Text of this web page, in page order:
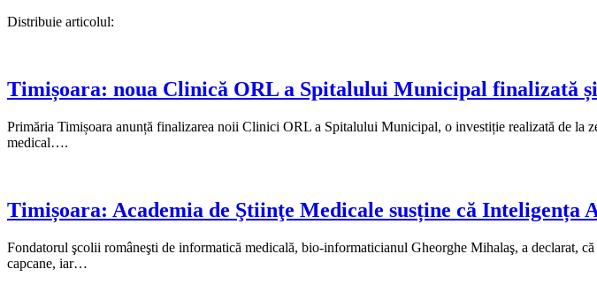
Distribuie articolul:
Timișoara: noua Clinică ORL a Spitalului Municipal finalizată
Primăria Timișoara anunță finalizarea noii Clinici ORL a Spitalului Municipal, o investiție realizată de la
medical….
Timișoara: Academia de Ştiinţe Medicale susține că
Fondatorul şcolii româneşti de informatică medicală, bio-informaticianul Gheorghe Mihalaş, a declarat,
capcane, iar…